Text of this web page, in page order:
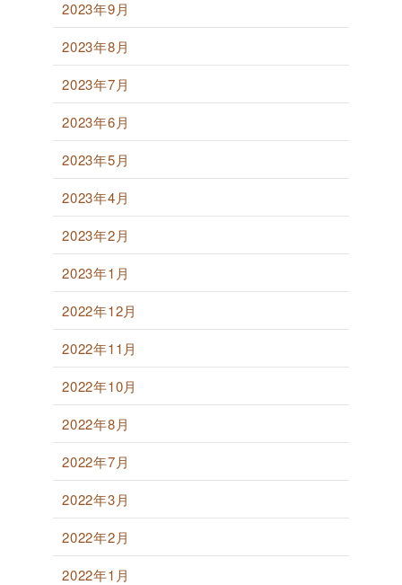
2023年9月
2023年8月
2023年7月
2023年6月
2023年5月
2023年4月
2023年2月
2023年1月
2022年12月
2022年11月
2022年10月
2022年8月
2022年7月
2022年3月
2022年2月
2022年1月